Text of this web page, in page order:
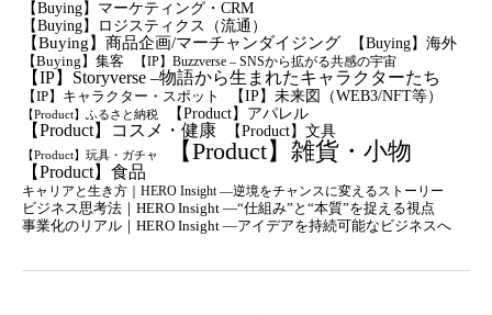
【Buying】マーケティング・CRM
【buying】ロジスティクス（流通）
【Buying】商品企画/マーチャンダイジング 【Buying】海外
【Buying】集客 【IP】Buzzverse – SNSから拡がる共感の宇宙
【IP】Storyverse –物語から生まれたキャラクターたち
【IP】キャラクター・スポット 【IP】未来図（WEB3/NFT等）
【Product】ふるさと納税 【Product】アパレル
【Product】コスメ・健康 【Product】文具
【Product】玩具・ガチャ 【Product】雑貨・小物
【Product】食品
キャリアと生き方｜HERO Insight —逆境をチャンスに変えるストーリー
ビジネス思考法｜HERO Insight —“仕組み”と“本質”を捉える視点
事業化のリアル｜HERO Insight —アイデアを持続可能なビジネスへ